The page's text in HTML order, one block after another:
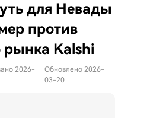
для Невады
против
рынка Kalshi
2026-
Обновлено 2026-
03-20